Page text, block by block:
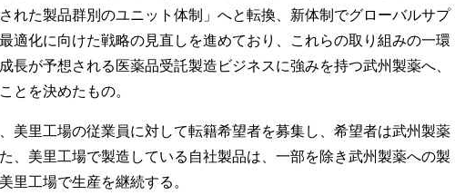
れた製品群別のユニット体制」へと転換、新体制でグローバルサプ
適化に向けた戦略の見直しを進めており、これらの取り組みの一環
長が予想される医薬品受託製造ビジネスに強みを持つ武州製薬へ、
とを決めたもの。
美里工場の従業員に対して転籍希望者を募集し、希望者は武州製薬
、美里工場で製造している自社製品は、一部を除き武州製薬への製
里工場で生産を継続する。